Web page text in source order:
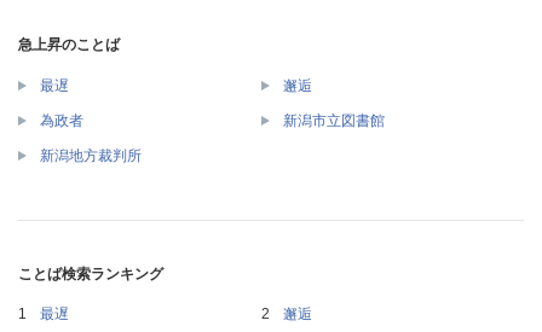
急上昇のことば
最遅 邂逅
為政者 新潟市立図書館
新潟地方裁判所
ことば検索ランキング
最遅
邂逅